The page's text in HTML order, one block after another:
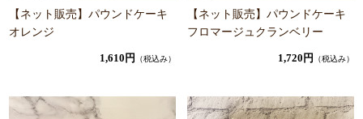
【ネット販売】パウンドケーキ
オレンジ
1,610円 （税込み）
【ネット販売】パウンドケーキ
フロマージュクランベリー
1,720円 （税込み）